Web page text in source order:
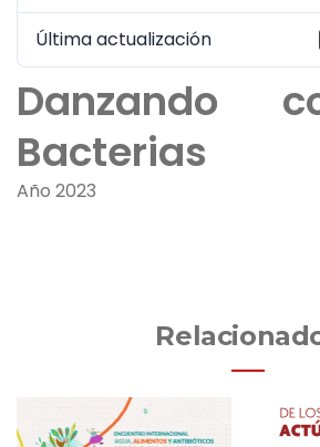
Última actualización
Danzando
Bacterias
Año 2023